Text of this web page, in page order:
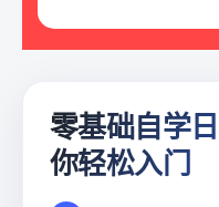
零基础自学
你轻松入门